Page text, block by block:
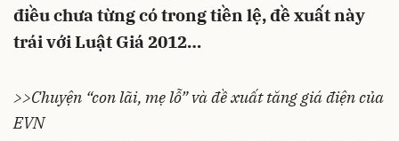
điều chưa từng có trong tiền lệ, đề xuất này
trái với Luật Giá 2012…
>>Chuyện “con lãi, mẹ lỗ” và đề xuất tăng giá điện của
EVN